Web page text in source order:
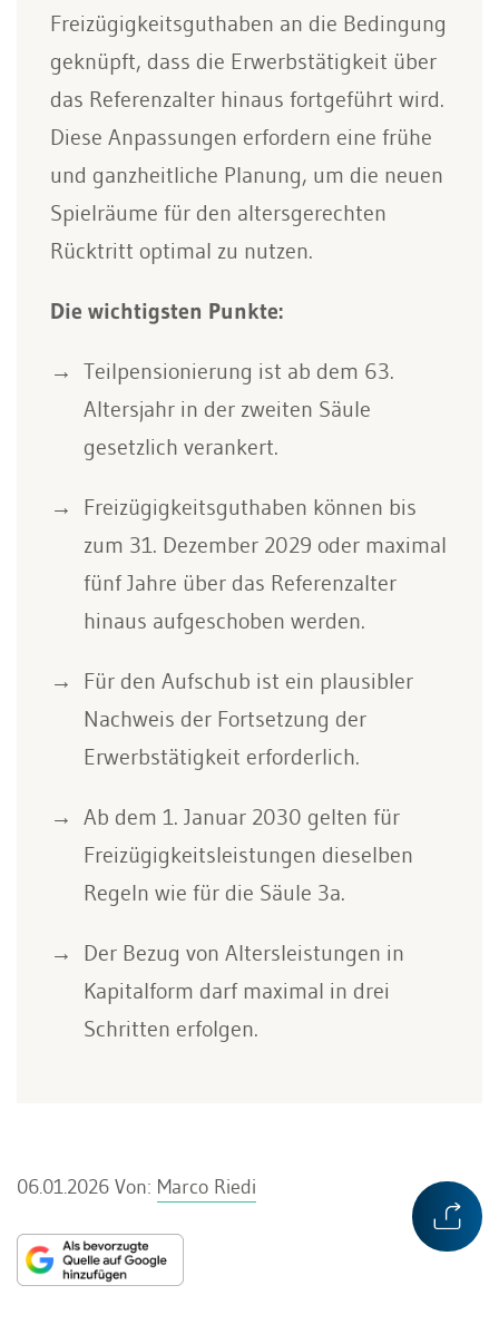
Freizügigkeitsguthaben an die Bedingung
geknüpft, dass die Erwerbstätigkeit über
das Referenzalter hinaus fortgeführt wird.
Diese Anpassungen erfordern eine frühe
und ganzheitliche Planung, um die neuen
Spielräume für den altersgerechten
Rücktritt optimal zu nutzen.
Die wichtigsten Punkte:
Teilpensionierung ist ab dem 63.
Altersjahr in der zweiten Säule
gesetzlich verankert.
Freizügigkeitsguthaben können bis
zum 31. Dezember 2029 oder maximal
fünf Jahre über das Referenzalter
hinaus aufgeschoben werden.
Für den Aufschub ist ein plausibler
Nachweis der Fortsetzung der
Erwerbstätigkeit erforderlich.
Ab dem 1. Januar 2030 gelten für
Freizügigkeitsleistungen dieselben
Regeln wie für die Säule 3a.
Der Bezug von Altersleistungen in
Kapitalform darf maximal in drei
Schritten erfolgen.
06.01.2026 Von: Marco Riedi